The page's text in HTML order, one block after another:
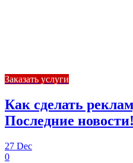
Заказать услуги
Как сделать
Последние новости!
27 Dec
0